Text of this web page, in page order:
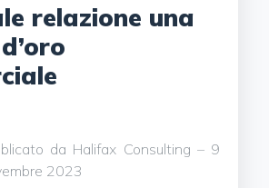
relazione una
da Halifax Consulting – 9
2023